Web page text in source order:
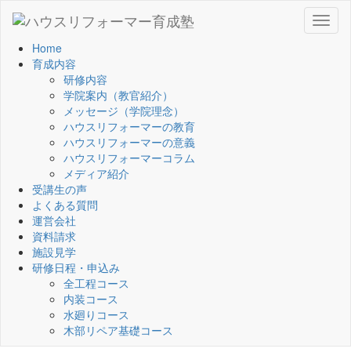
Home
育成内容
研修内容
学院案内（教官紹介）
メッセージ（学院理念）
ハウスリフォーマーの教育
ハウスリフォーマーの意義
ハウスリフォーマーコラム
メディア紹介
受講生の声
よくある質問
運営会社
資料請求
施設見学
研修日程・申込み
全工程コース
内装コース
水廻りコース
木部リペア基礎コース